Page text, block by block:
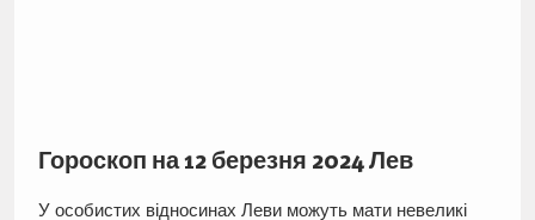
Гороскоп на 12 березня 2024 Лев
У особистих відносинах Леви можуть мати невеликі